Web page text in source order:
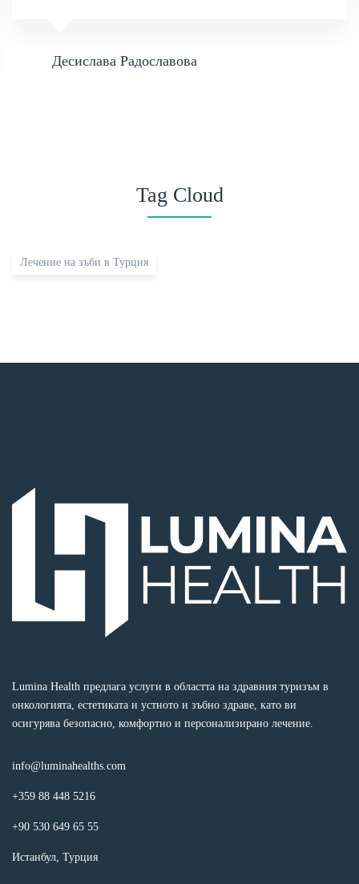
Десислава Радославова
Tag Cloud
Лечение на зъби в Турция
Lumina Health предлага услуги в областта на здравния туризъм в
онкологията, естетиката и устното и зъбно здраве, като ви
осигурява безопасно, комфортно и персонализирано лечение.
info@luminahealths.com
+359 88 448 5216
+90 530 649 65 55
Истанбул, Турция